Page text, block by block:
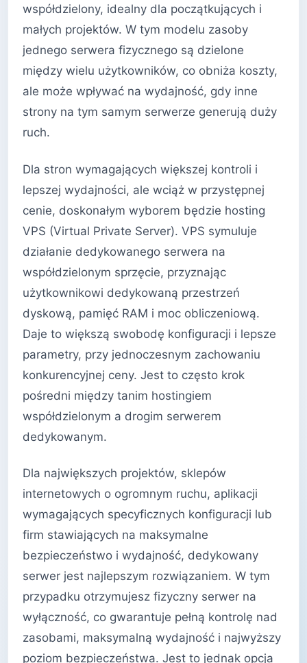
współdzielony, idealny dla początkujących i
małych projektów. W tym modelu zasoby
jednego serwera fizycznego są dzielone
między wielu użytkowników, co obniża koszty,
ale może wpływać na wydajność, gdy inne
strony na tym samym serwerze generują duży
ruch.
Dla stron wymagających większej kontroli i
lepszej wydajności, ale wciąż w przystępnej
cenie, doskonałym wyborem będzie hosting
VPS (Virtual Private Server). VPS symuluje
działanie dedykowanego serwera na
współdzielonym sprzęcie, przyznając
użytkownikowi dedykowaną przestrzeń
dyskową, pamięć RAM i moc obliczeniową.
Daje to większą swobodę konfiguracji i lepsze
parametry, przy jednoczesnym zachowaniu
konkurencyjnej ceny. Jest to często krok
pośredni między tanim hostingiem
współdzielonym a drogim serwerem
dedykowanym.
Dla największych projektów, sklepów
internetowych o ogromnym ruchu, aplikacji
wymagających specyficznych konfiguracji lub
firm stawiających na maksymalne
bezpieczeństwo i wydajność, dedykowany
serwer jest najlepszym rozwiązaniem. W tym
przypadku otrzymujesz fizyczny serwer na
wyłączność, co gwarantuje pełną kontrolę nad
zasobami, maksymalną wydajność i najwyższy
poziom bezpieczeństwa. Jest to jednak opcja